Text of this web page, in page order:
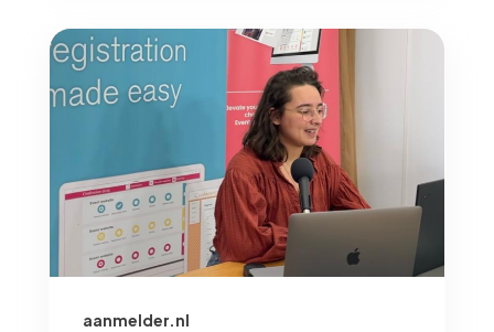
aanmelder.nl